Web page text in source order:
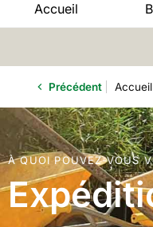
Accueil
Précédent Accueil
À QUOI POUVEZ-VOUS